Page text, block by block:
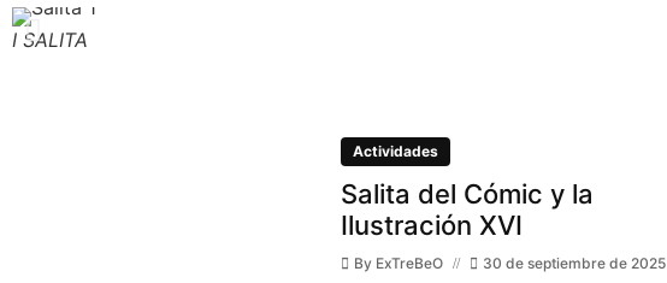
I SALITA
Actividades
Salita del Cómic y la
Ilustración XVI
By ExTreBeO 30 de septiembre de 2025